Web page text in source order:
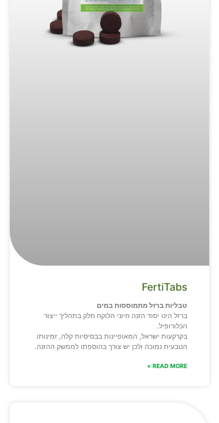
FertiTabs
טבליות ברזל מתמוססות במים
ברזל הינו יסוד הזנה חיוני הלוקח חלק בתהליך ייצור
הכלורופיל.
בקרקעות ישראל, המאופיינות בבסיסיות קלה, זמינותו
הטבעית נמוכה ולכן יש צורך בהוספתו לממשק ההזנה.
READ MORE »